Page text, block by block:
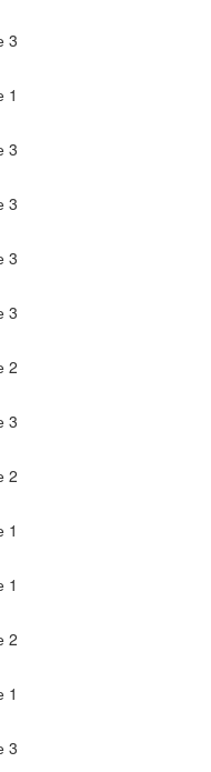
3
1
3
3
3
3
2
3
2
1
1
2
1
3